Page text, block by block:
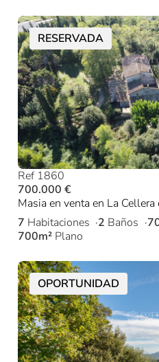
RESERVADA
Ref 1860
700.000 €
Masia en venta en La
7 Habitaciones 2 Baños
700m² Plano
OPORTUNIDAD